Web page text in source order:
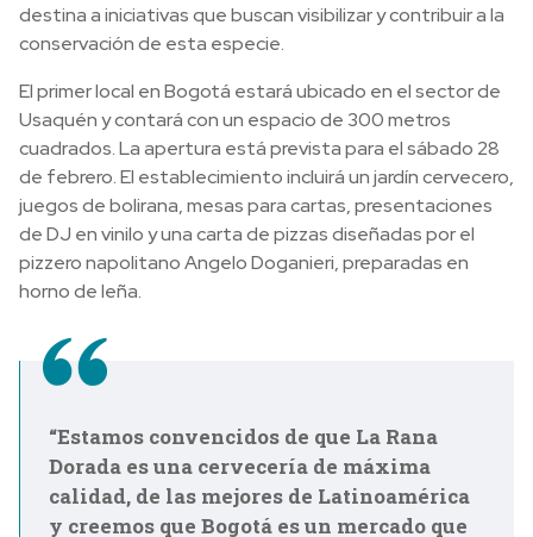
destina a iniciativas que buscan visibilizar y contribuir a la
conservación de esta especie.
El primer local en Bogotá estará ubicado en el sector de
Usaquén y contará con un espacio de 300 metros
cuadrados. La apertura está prevista para el sábado 28
de febrero. El establecimiento incluirá un jardín cervecero,
juegos de bolirana, mesas para cartas, presentaciones
de DJ en vinilo y una carta de pizzas diseñadas por el
pizzero napolitano Angelo Doganieri, preparadas en
horno de leña.
“Estamos convencidos de que La Rana
Dorada es una cervecería de máxima
calidad, de las mejores de Latinoamérica
y creemos que Bogotá es un mercado que